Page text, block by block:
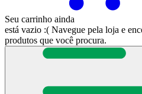
Seu carrinho ainda
está vazio :( Navegue pela loja e
produtos que você procura.